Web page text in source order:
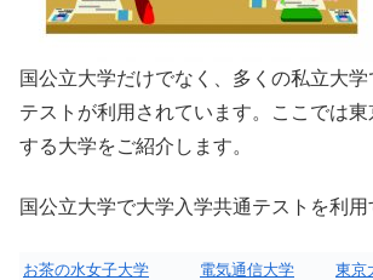
国公立大学だけでなく、多くの私立大
テストが利用されています。ここでは
する大学をご紹介します。
国公立大学で大学入学共通テストを利用
お茶の水女子大学 電気通信大学 東京